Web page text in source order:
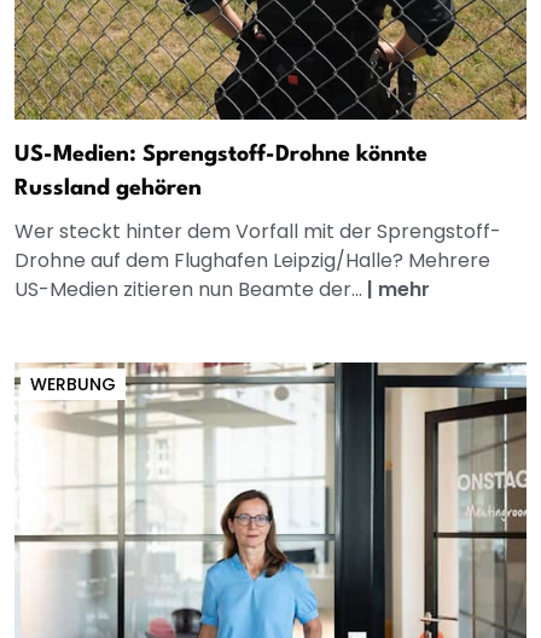
US-Medien: Sprengstoff-Drohne könnte
Russland gehören
Wer steckt hinter dem Vorfall mit der Sprengstoff-
Drohne auf dem Flughafen Leipzig/Halle? Mehrere
US-Medien zitieren nun Beamte der... | mehr
WERBUNG